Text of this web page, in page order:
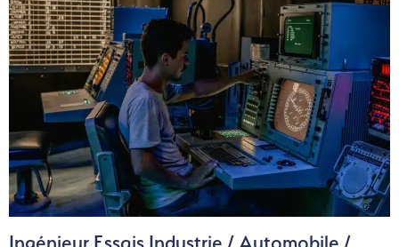
Ingénieur Essais Industrie / Automobile /